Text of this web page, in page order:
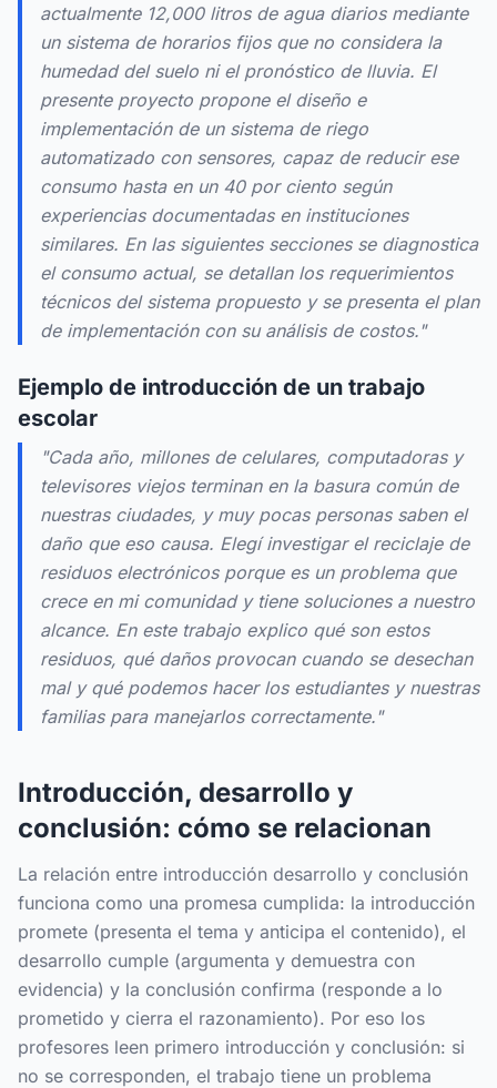
actualmente 12,000 litros de agua diarios mediante
un sistema de horarios fijos que no considera la
humedad del suelo ni el pronóstico de lluvia. El
presente proyecto propone el diseño e
implementación de un sistema de riego
automatizado con sensores, capaz de reducir ese
consumo hasta en un 40 por ciento según
experiencias documentadas en instituciones
similares. En las siguientes secciones se diagnostica
el consumo actual, se detallan los requerimientos
técnicos del sistema propuesto y se presenta el plan
de implementación con su análisis de costos."
Ejemplo de introducción de un trabajo
escolar
"Cada año, millones de celulares, computadoras y
televisores viejos terminan en la basura común de
nuestras ciudades, y muy pocas personas saben el
daño que eso causa. Elegí investigar el reciclaje de
residuos electrónicos porque es un problema que
crece en mi comunidad y tiene soluciones a nuestro
alcance. En este trabajo explico qué son estos
residuos, qué daños provocan cuando se desechan
mal y qué podemos hacer los estudiantes y nuestras
familias para manejarlos correctamente."
Introducción, desarrollo y
conclusión: cómo se relacionan
La relación entre introducción desarrollo y conclusión
funciona como una promesa cumplida: la introducción
promete (presenta el tema y anticipa el contenido), el
desarrollo cumple (argumenta y demuestra con
evidencia) y la conclusión confirma (responde a lo
prometido y cierra el razonamiento). Por eso los
profesores leen primero introducción y conclusión: si
no se corresponden, el trabajo tiene un problema